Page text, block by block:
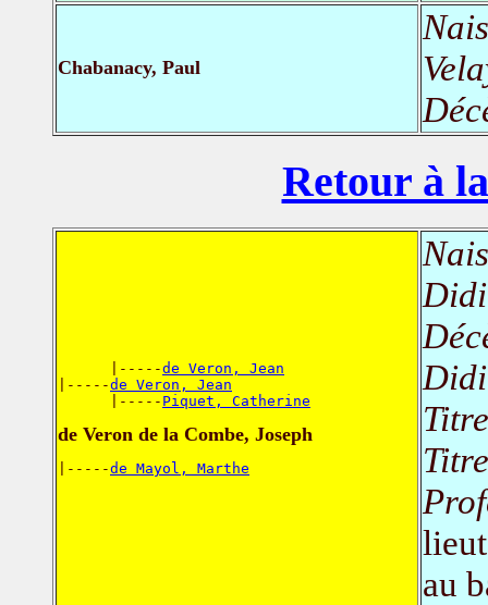
Chabanacy, Paul
Retour à
      |-----
de Veron, Jean
|-----de Veron, Jean
      |-----
Piquet, Catherine
de Veron de la Combe, Joseph
|-----de Mayol, Marthe
au